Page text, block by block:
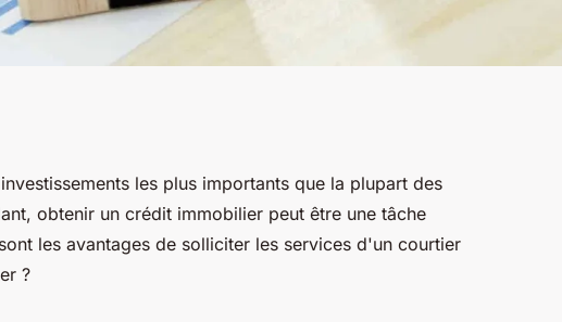
à
?
les plus importants que la plupart des
obtenir un crédit immobilier peut être une tâche
les avantages de solliciter les services d'un courtier
?